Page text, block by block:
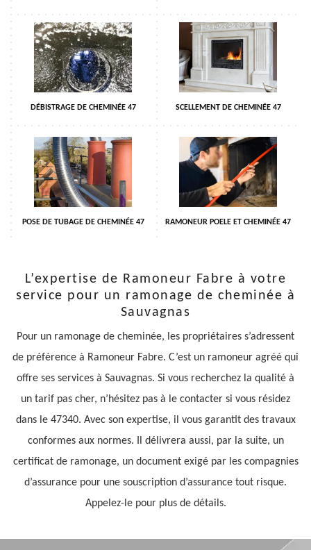
DÉBISTRAGE DE CHEMINÉE 47 SCELLEMENT DE CHEMINÉE 47
POSE DE TUBAGE DE CHEMINÉE 47 RAMONEUR POELE ET CHEMINÉE 47
L’expertise de Ramoneur Fabre à votre
service pour un ramonage de cheminée à
Sauvagnas
Pour un ramonage de cheminée, les propriétaires s’adressent
de préférence à Ramoneur Fabre. C’est un ramoneur agréé qui
offre ses services à Sauvagnas. Si vous recherchez la qualité à
un tarif pas cher, n’hésitez pas à le contacter si vous résidez
dans le 47340. Avec son expertise, il vous garantit des travaux
conformes aux normes. Il délivrera aussi, par la suite, un
certificat de ramonage, un document exigé par les compagnies
d’assurance pour une souscription d’assurance tout risque.
Appelez-le pour plus de détails.